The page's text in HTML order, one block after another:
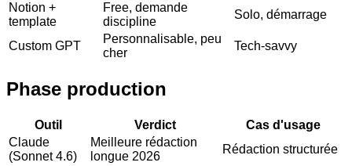
Notion +
template
Free, demande
discipline
Solo, démarrage
Custom GPT
Personnalisable, peu
cher
Tech-savvy
Phase production
Outil Verdict
Cas d'usage
Claude
(Sonnet 4.6)
Meilleure rédaction
longue 2026
Rédaction structurée